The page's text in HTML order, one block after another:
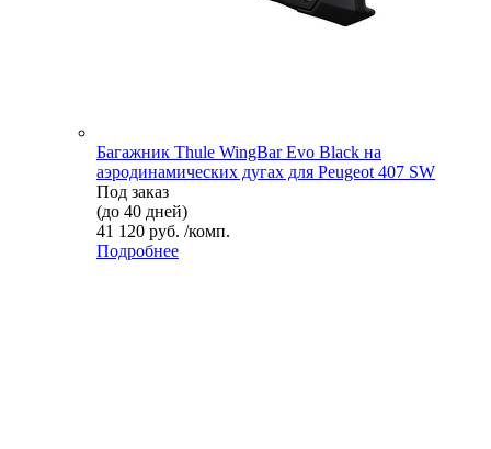
Багажник Thule WingBar Evo Black на
аэродинамических дугах для Peugeot 407 SW
Под заказ
(до 40 дней)
41 120 руб. /комп.
Подробнее